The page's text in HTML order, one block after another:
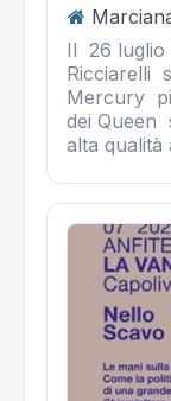
Il 26 luglio
Ricciarelli
Mercury
dei Queen
alta qualità